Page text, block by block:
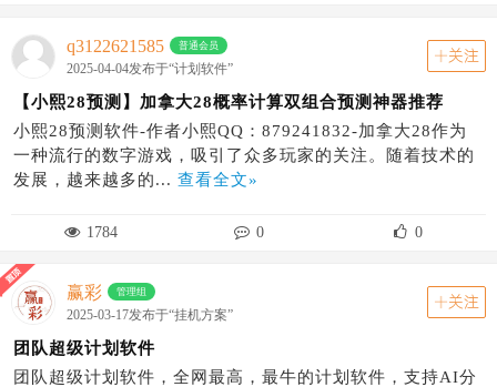
q3122621585 普通会员
2025-04-04发布于“计划软件”
关注
【小熙28预测】加拿大28概率计算双组合预测神器推荐
小熙28预测软件-作者小熙QQ：879241832-加拿大28作为
一种流行的数字游戏，吸引了众多玩家的关注。随着技术的
发展，越来越多的... 查看全文»
1784 0 0
赢彩 管理组
2025-03-17发布于“挂机方案”
关注
团队超级计划软件
团队超级计划软件，全网最高，最牛的计划软件，支持AI分